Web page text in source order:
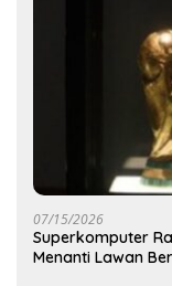
07/15/2026
Superkomputer
Menanti Lawan